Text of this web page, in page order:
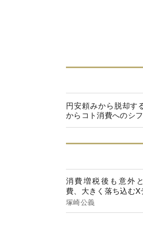
円安頼みから脱却す
からコト消費へのシ
消費増税後も意外
費、大きく落ち込む
塚崎公義